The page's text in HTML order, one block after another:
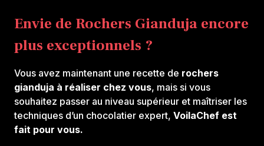
Envie de Rochers Gianduja encore
plus exceptionnels ?
Vous avez maintenant une recette de rochers
gianduja à réaliser chez vous, mais si vous
souhaitez passer au niveau supérieur et maîtriser les
techniques d’un chocolatier expert, VoilaChef est
fait pour vous.